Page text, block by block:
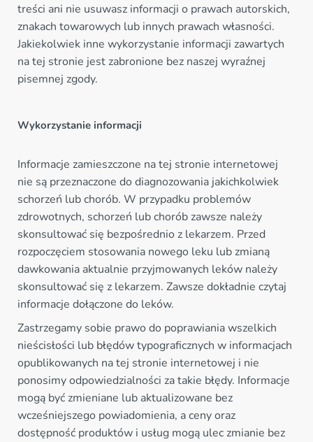
treści ani nie usuwasz informacji o prawach autorskich,
znakach towarowych lub innych prawach własności.
Jakiekolwiek inne wykorzystanie informacji zawartych
na tej stronie jest zabronione bez naszej wyraźnej
pisemnej zgody.
Wykorzystanie informacji
Informacje zamieszczone na tej stronie internetowej
nie są przeznaczone do diagnozowania jakichkolwiek
schorzeń lub chorób. W przypadku problemów
zdrowotnych, schorzeń lub chorób zawsze należy
skonsultować się bezpośrednio z lekarzem. Przed
rozpoczęciem stosowania nowego leku lub zmianą
dawkowania aktualnie przyjmowanych leków należy
skonsultować się z lekarzem. Zawsze dokładnie czytaj
informacje dołączone do leków.
Zastrzegamy sobie prawo do poprawiania wszelkich
nieścisłości lub błędów typograficznych w informacjach
opublikowanych na tej stronie internetowej i nie
ponosimy odpowiedzialności za takie błędy. Informacje
mogą być zmieniane lub aktualizowane bez
wcześniejszego powiadomienia, a ceny oraz
dostępność produktów i usług mogą ulec zmianie bez